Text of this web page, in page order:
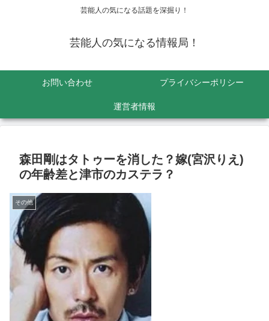
芸能人の気になる話題を深掘り！
芸能人の気になる情報局！
お問い合わせ プライバシーポリシー
運営者情報
森田剛はタトゥーを消した？嫁(宮沢りえ)
の年齢差と津市のカステラ？
その他